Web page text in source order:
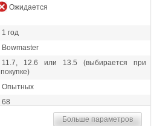
Ожидается
1 год
Bowmaster
11.7, 12.6 или 13.5 (выбирается при
покупке)
Опытных
68
Рукоять, плечи, тетиваБольше параметров